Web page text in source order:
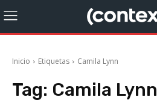
Inicio Etiquetas Camila Lynn
Tag: Camila Lynn